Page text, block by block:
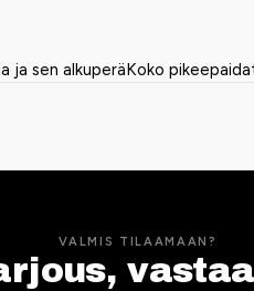
ja sen alkuperäKoko
VALMIS TILAAMAAN?